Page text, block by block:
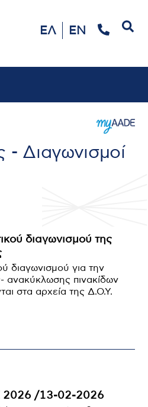
ΕΛ EN
- Διαγωνισμοί
διαγωνισμού της
διαγωνισμού για την
ανακύκλωσης πινακίδων
στα αρχεία της Δ.Ο.Υ.
/13-02-2026